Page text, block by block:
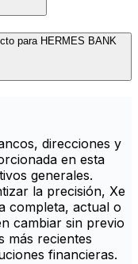
para HERMES BANK
direcciones y
en esta
generales.
la precisión, Xe
completa, actual o
cambiar sin previo
más recientes
financieras.